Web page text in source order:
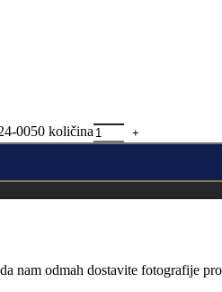
0050 količina
nam odmah dostavite fotografije